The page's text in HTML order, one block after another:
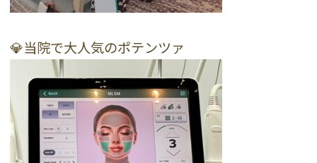
💎当院で大人気のポテンツァ